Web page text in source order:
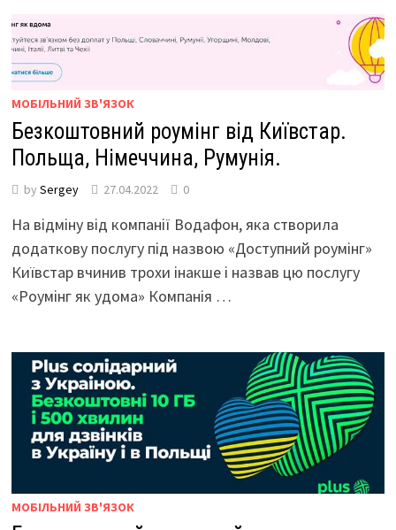
МОБІЛЬНИЙ ЗВ'ЯЗОК
Безкоштовний роумінг від Київстар.
Польща, Німеччина, Румунія.
by Sergey 27.04.2022 0
На відміну від компанії Водафон, яка створила
додаткову послугу під назвою «Доступний роумінг»
Київстар вчинив трохи інакше і назвав цю послугу
«Роумінг як удома» Компанія …
МОБІЛЬНИЙ ЗВ'ЯЗОК